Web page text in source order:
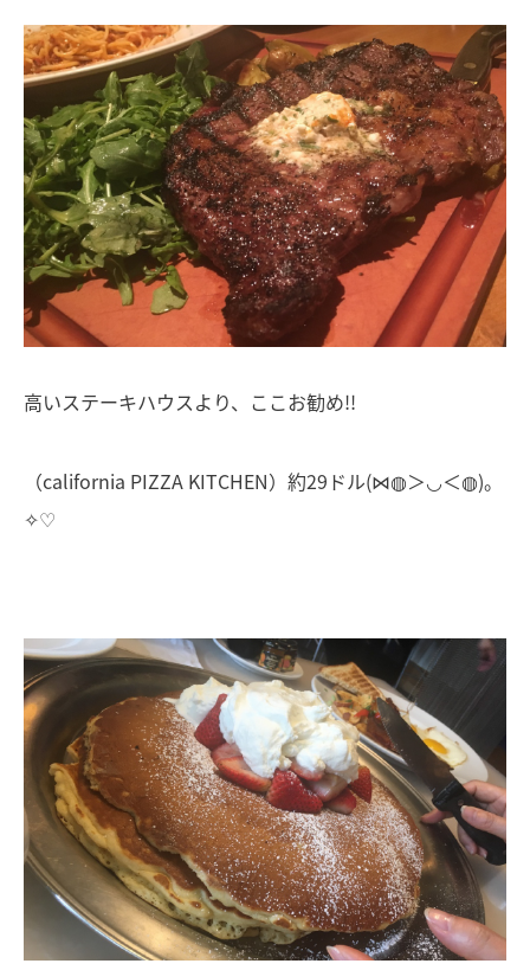
高いステーキハウスより、ここお勧め!!
（california PIZZA KITCHEN）約29ドル(⋈◍＞◡＜◍)。
✧♡